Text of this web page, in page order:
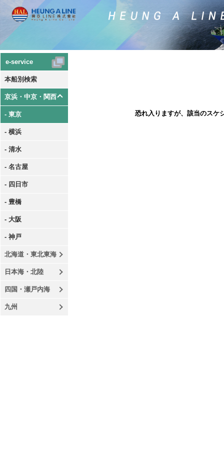
e-service
本船別検索
京浜・中京・関西
- 東京
- 横浜
- 清水
- 名古屋
- 四日市
- 豊橋
- 大阪
- 神戸
北海道・東北東海
日本海・北陸
四国・瀬戸内海
九州
恐れ入りますが、該当のスケ